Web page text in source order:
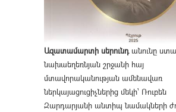
Ազատամարտի սերունդանունը
նախաեղեռնյան շրջանի հայ
մտավորականության ամենավառ
ներկայացուցիչներից մեկի՝ Ռուբեն
Զարդարյանի անտիպ նամակների